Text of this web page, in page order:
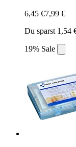
6,45 €7,99 €
Du sparst 1,54
19% Sale